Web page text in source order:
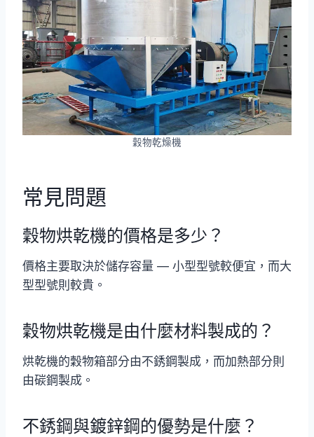
穀物乾燥機
常見問題
穀物烘乾機的價格是多少？
價格主要取決於儲存容量 — 小型型號較便宜，而大
型型號則較貴。
穀物烘乾機是由什麼材料製成的？
烘乾機的穀物箱部分由不銹鋼製成，而加熱部分則
由碳鋼製成。
不銹鋼與鍍鋅鋼的優勢是什麼？